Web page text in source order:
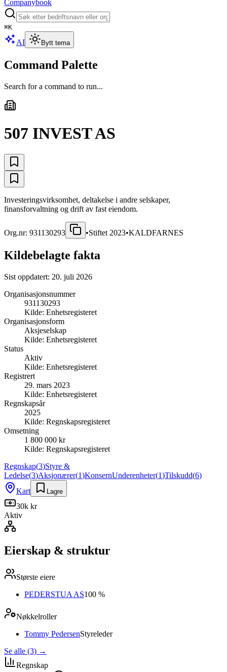
Companybook
⌘K
AI Bytt tema
Command Palette
Search for a command to run...
507 INVEST AS
Investeringsvirksomhet, deltakelse i andre selskaper,
finansforvaltning og drift av fast eiendom.
Org.nr: 931130293 •Stiftet 2023•KALDFARNES
Kildebelagte fakta
Sist oppdatert: 20. juli 2026
Organisasjonsnummer
931130293
Kilde: Enhetsregisteret
Organisasjonsform
Aksjeselskap
Kilde: Enhetsregisteret
Status
Aktiv
Kilde: Enhetsregisteret
Registrert
29. mars 2023
Kilde: Enhetsregisteret
Regnskapsår
2025
Kilde: Regnskapsregisteret
Omsetning
1 800 000 kr
Kilde: Regnskapsregisteret
Regnskap(3)Styre &
Ledelse(3)Aksjonærer(1)KonsernUnderenheter(1)Tilskudd(6)
Kart
Lagre
30k kr
Aktiv
Eierskap & struktur
Største eiere
PEDERSTUA AS100 %
Nøkkelroller
Tommy PedersenStyreleder
Se alle (3) →
Regnskap